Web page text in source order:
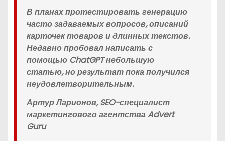
В планах протестировать генерацию
часто задаваемых вопросов, описаний
карточек товаров и длинных текстов.
Недавно пробовал написать с
помощью ChatGPT небольшую
статью, но результат пока получился
неудовлетворительным.
Артур Ларионов, SEO-специалист
маркетингового агентства Advert
Guru